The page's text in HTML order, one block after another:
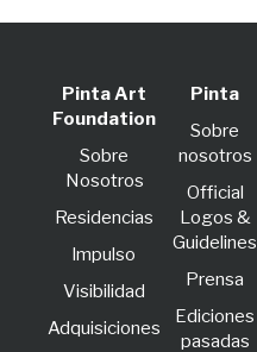
Pinta Art
Foundation
Sobre
Nosotros
Residencias
lmpulso
Visibilidad
Adquisiciones
Pinta
Sobre
nosotros
Official
Logos &
Guidelines
Prensa
Ediciones
pasadas